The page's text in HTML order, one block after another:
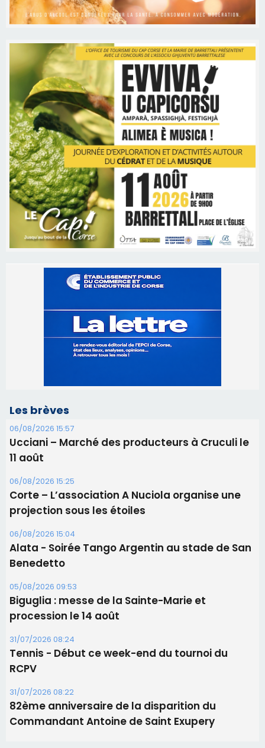
06/08/2026 15:57
Ucciani – Marché des producteurs à Cruculi le
Corte – L’association A Nuciola organise une
projection sous les étoiles
06/08/2026 15:04
Alata - Soirée Tango Argentin au stade de San
Benedetto
05/08/2026 09:53
Biguglia : messe de la Sainte-Marie et
procession le 14 août
31/07/2026 08:24
Tennis - Début ce week-end du tournoi du
RCPV
31/07/2026 08:22
82ème anniversaire de la disparition du
Commandant Antoine de Saint Exupery
Les plus lus
Satine Nomary est la nouvelle Miss Corse 2026
Éclipse du 12 août : la Corse aux premières loges
d'un spectacle qui ne reviendra pas avant 2081